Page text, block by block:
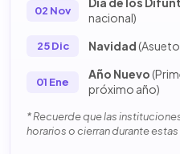
02 Nov
nacional)
25 Dic Navidad
01 Ene
Año Nuevo
próximo año)
* Recuerde que las
horarios o cierran durante